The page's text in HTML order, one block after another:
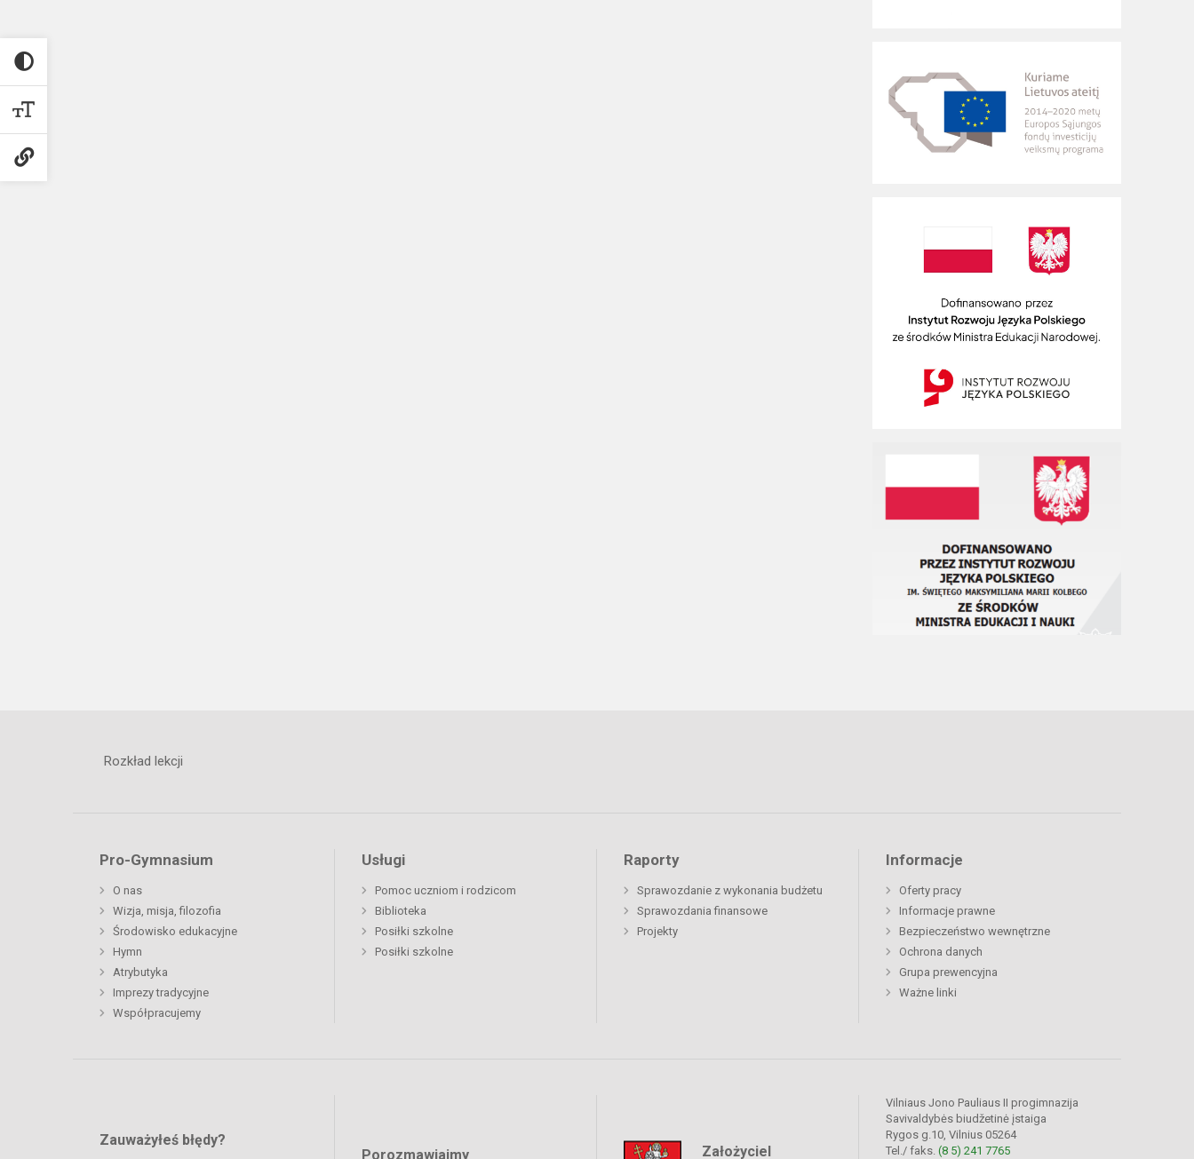
Rozkład lekcji
Pro-Gymnasium
O nas
Wizja, misja, filozofia
Środowisko edukacyjne
Hymn
Atrybutyka
Imprezy tradycyjne
Współpracujemy
Usługi
Pomoc uczniom i rodzicom
Biblioteka
Posiłki szkolne
Posiłki szkolne
Raporty
Sprawozdanie z wykonania budżetu
Sprawozdania finansowe
Projekty
Informacje
Oferty pracy
Informacje prawne
Bezpieczeństwo wewnętrzne
Ochrona danych
Grupa prewencyjna
Ważne linki
Zauważyłeś błędy?
Porozmawiajmy Założyciel
Vilniaus Jono Pauliaus II progimnazija
Savivaldybės biudžetinė įstaiga
Rygos g.10, Vilnius 05264
Tel./ faks. (8 5) 241 7765